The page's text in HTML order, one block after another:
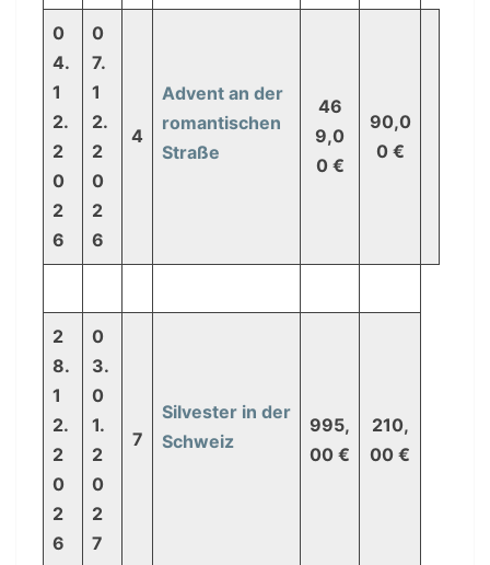
0
4.
1
2.
2
0
2
6
0
7.
1
2.
2
0
2
6
4
Advent an der
romantischen
Straße
46
9,0
0 €
90,0
0 €
2
8.
1
2.
2
0
2
6
0
3.
0
1.
2
0
2
7
7
Silvester in der
Schweiz
995,
00 €
210,
00 €